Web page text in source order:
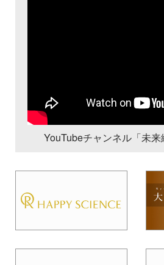
YouTubeチャンネル「未